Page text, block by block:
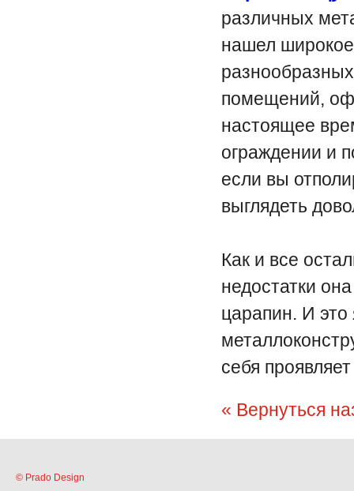
различных
нашел
помещений,
настоящее
ограждении и
если вы
выглядеть
Как и все
недостатки
царапин. И это
себя
« Вернуться
© Prado Design